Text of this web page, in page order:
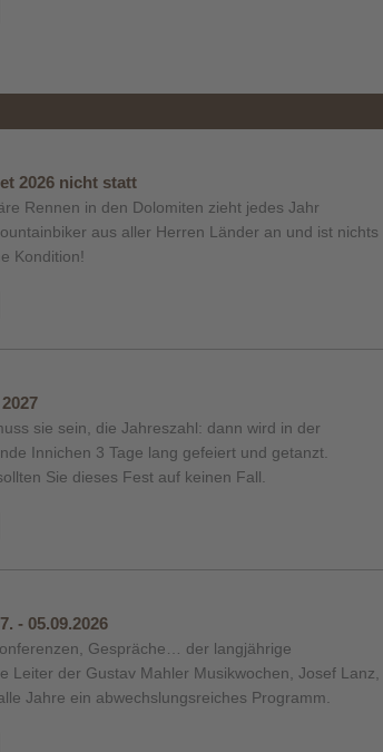
2026 nicht statt
Rennen in den Dolomiten zieht jedes Jahr
aus aller Herren Länder an und ist nichts
Kondition!
sie sein, die Jahreszahl: dann wird in der
Innichen 3 Tage lang gefeiert und getanzt.
Sie dieses Fest auf keinen Fall.
- 05.09.2026
Gespräche… der langjährige
Leiter der Gustav Mahler Musikwochen, Josef Lanz,
Jahre ein abwechslungsreiches Programm.